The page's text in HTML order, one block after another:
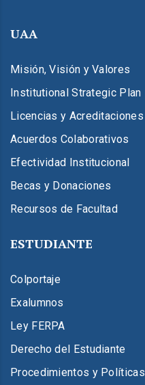
UAA
Misión, Visión y Valores
Institutional Strategic Plan
Licencias y Acreditaciones
Acuerdos Colaborativos
Efectividad Institucional
Becas y Donaciones
Recursos de Facultad
ESTUDIANTE
Colportaje
Exalumnos
Ley FERPA
Derecho del Estudiante
Procedimientos y Políticas